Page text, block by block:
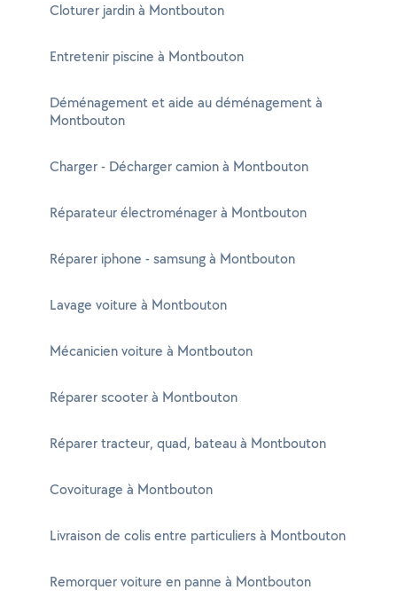
Cloturer jardin à Montbouton
Entretenir piscine à Montbouton
Déménagement et aide au déménagement à
Montbouton
Charger - Décharger camion à Montbouton
Réparateur électroménager à Montbouton
Réparer iphone - samsung à Montbouton
Lavage voiture à Montbouton
Mécanicien voiture à Montbouton
Réparer scooter à Montbouton
Réparer tracteur, quad, bateau à Montbouton
Covoiturage à Montbouton
Livraison de colis entre particuliers à Montbouton
Remorquer voiture en panne à Montbouton